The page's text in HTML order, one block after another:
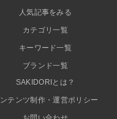
人気記事をみる
カテゴリ一覧
キーワード一覧
ブランド一覧
SAKIDORIとは？
テンツ制作・運営ポリシー